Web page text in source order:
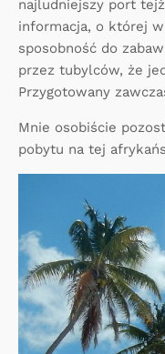
najludniejszy port
informacja, o której
sposobność do
przez tubylców, że
Przygotowany
Mnie osobiście
pobytu na tej